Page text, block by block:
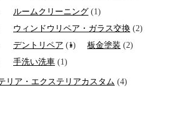
ルームクリーニング (1)
ウィンドウリペア・ガラス交換 (2)
デントリペア (1) 板金塗装 (2)
手洗い洗車 (1)
リア・エクステリアカスタム (4)